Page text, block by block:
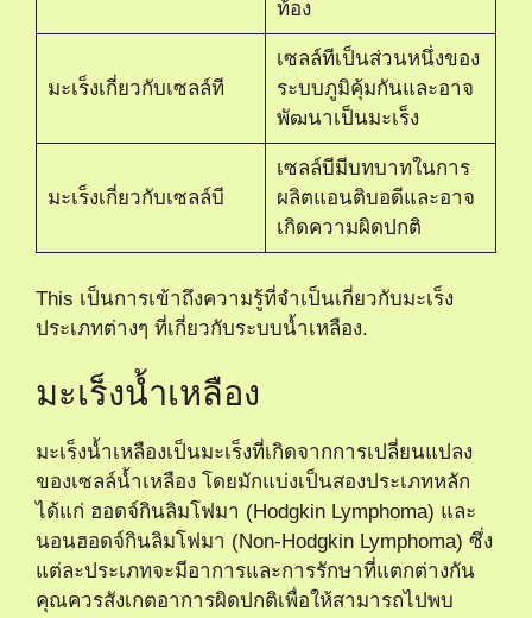
ท้อง
มะเร็งเกี่ยวกับเซลล์ที
เซลล์ทีเป็นส่วนหนึ่งของ
ระบบภูมิคุ้มกันและอาจ
พัฒนาเป็นมะเร็ง
มะเร็งเกี่ยวกับเซลล์บี
เซลล์บีมีบทบาทในการ
ผลิตแอนติบอดีและอาจ
เกิดความผิดปกติ
This เป็นการเข้าถึงความรู้ที่จำเป็นเกี่ยวกับมะเร็ง
ประเภทต่างๆ ที่เกี่ยวกับระบบน้ำเหลือง.
มะเร็งน้ำเหลือง
มะเร็งน้ำเหลืองเป็นมะเร็งที่เกิดจากการเปลี่ยนแปลง
ของเซลล์น้ำเหลือง โดยมักแบ่งเป็นสองประเภทหลัก
ได้แก่ ฮอดจ์กินลิมโฟมา (Hodgkin Lymphoma) และ
นอนฮอดจ์กินลิมโฟมา (Non-Hodgkin Lymphoma) ซึ่ง
แต่ละประเภทจะมีอาการและการรักษาที่แตกต่างกัน
คุณควรสังเกตอาการผิดปกติเพื่อให้สามารถไปพบ